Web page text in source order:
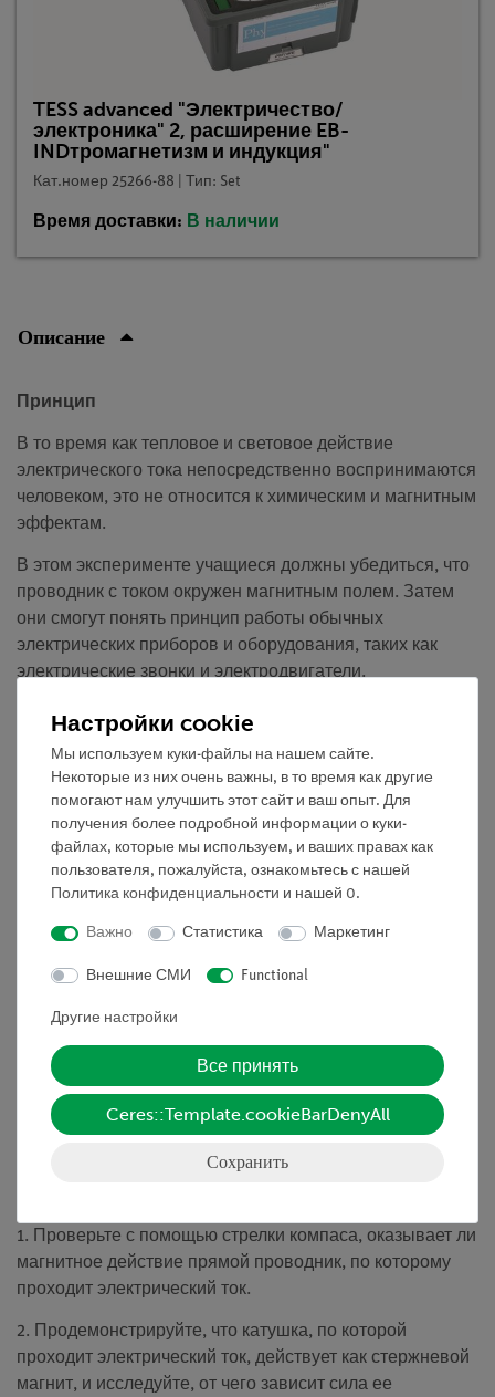
TESS advanced "Электричество/
электроника" 2, расширение EB-
INDтромагнетизм и индукция"
Кат.номер 25266-88 | Тип: Set
Время доставки: В наличии
Описание
Принцип
В то время как тепловое и световое действие
электрического тока непосредственно воспринимаются
человеком, это не относится к химическим и магнитным
эффектам.
В этом эксперименте учащиеся должны убедиться, что
проводник с током окружен магнитным полем. Затем
они смогут понять принцип работы обычных
электрических приборов и оборудования, таких как
электрические звонки и электродвигатели.
Для объяснения явлений, которые происходят в ходе
эксперимента, необходимо знание различных вопросов
о постоянном магнетизме: силах, возникающие между
магнитами, магнитными полюсами, магнитными
полями.
тва • Понятная и быстрая настройка - нет
необходимости в дополнительных соединениях между
блоков благодаря пазл-системе
• Нержавеющие позолоченные контакты
1. Проверьте с помощью стрелки компаса, оказывает ли
магнитное действие прямой проводник, по которому
проходит электрический ток.
2. Продемонстрируйте, что катушка, по которой
проходит электрический ток, действует как стержневой
магнит, и исследуйте, от чего зависит сила ее
Настройки cookie
Мы используем куки-файлы на нашем сайте.
Некоторые из них очень важны, в то время как другие
помогают нам улучшить этот сайт и ваш опыт. Для
получения более подробной информации о куки-
файлах, которые мы используем, и ваших правах как
пользователя, пожалуйста, ознакомьтесь с нашей
Политика конфиденциальности и нашей 0.
Важно Статистика Маркетинг
Внешние СМИ Functional
Другие настройки
Все принять
Ceres::Template.cookieBarDenyAll
Сохранить